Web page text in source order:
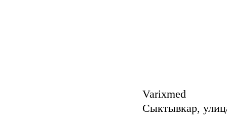
Varixmed
Сыктывкар,